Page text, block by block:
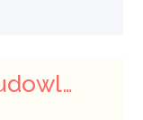
Pracownik ogólnobudowlany ( k/m)